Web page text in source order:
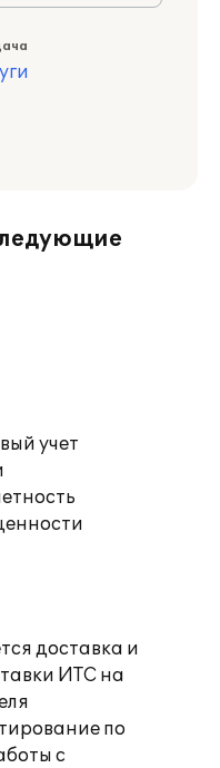
учет
доставка и
ИТС на
по
с